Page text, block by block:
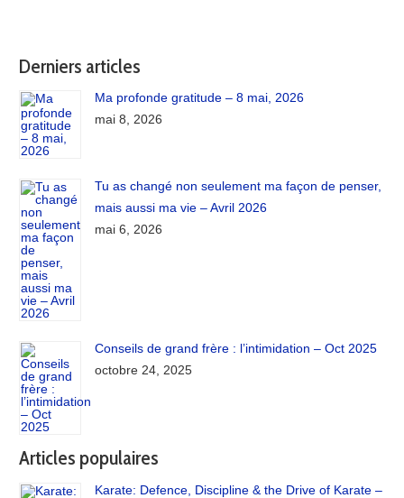
Derniers articles
Ma profonde gratitude – 8 mai, 2026
mai 8, 2026
Tu as changé non seulement ma façon de penser,
mais aussi ma vie – Avril 2026
mai 6, 2026
Conseils de grand frère : l’intimidation – Oct 2025
octobre 24, 2025
Articles populaires
Karate: Defence, Discipline & the Drive of Karate –